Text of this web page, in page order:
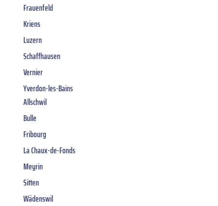
Frauenfeld
Kriens
Luzern
Schaffhausen
Vernier
Yverdon-les-Bains
Allschwil
Bulle
Fribourg
La Chaux-de-Fonds
Meyrin
Sitten
Wädenswil